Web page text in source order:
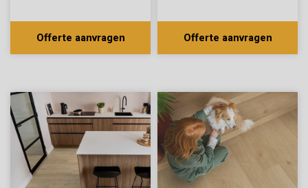
Offerte aanvragen Offerte aanvragen